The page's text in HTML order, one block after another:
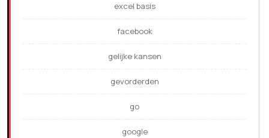
excel basis
facebook
gelijke kansen
gevorderden
go
google